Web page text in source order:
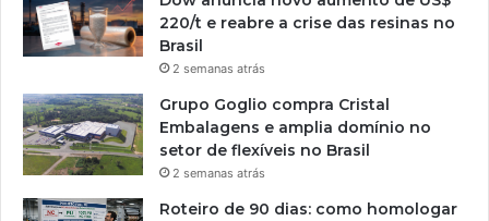
220/t e reabre a crise das resinas no
Brasil
2 semanas atrás
Grupo Goglio compra Cristal
Embalagens e amplia domínio no
setor de flexíveis no Brasil
2 semanas atrás
Roteiro de 90 dias: como homologar